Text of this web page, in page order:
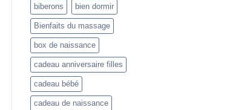
biberons bien dormir
Bienfaits du massage
box de naissance
cadeau anniversaire filles
cadeau bébé
cadeau de naissance